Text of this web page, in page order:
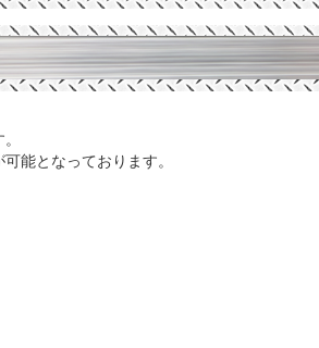
能となっております。